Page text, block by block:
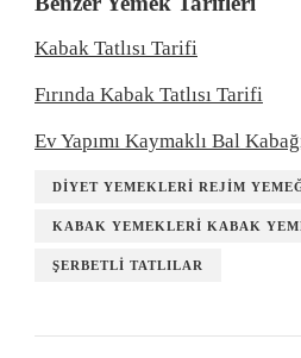
Kabak Tatlısı Tarifi
Fırında Kabak Tatlısı Tarifi
Ev Yapımı Kaymaklı Bal
DIYET YEMEKLERI REJIM
KABAK YEMEKLERI KABAK
ŞERBETLI TATLILAR